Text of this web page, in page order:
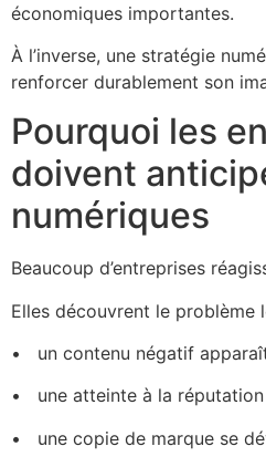
économiques importantes.
À l’inverse, une stratégie
renforcer durablement son
Pourquoi les
doivent
numériques
Beaucoup d’entreprises
Elles découvrent le problème
•⁠ ⁠un contenu négatif
•⁠ ⁠ une atteinte à la
•⁠ ⁠ une copie de marque se